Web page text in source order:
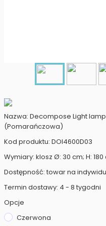
Nazwa: Decompose Light
(Pomarańczowa)
Kod produktu: DOI4600D03
Wymiary: klosz Ø: 30 cm; H: 180
Dostępność: towar na
Termin dostawy: 4 - 8 tygodni
Opcje
Czerwona